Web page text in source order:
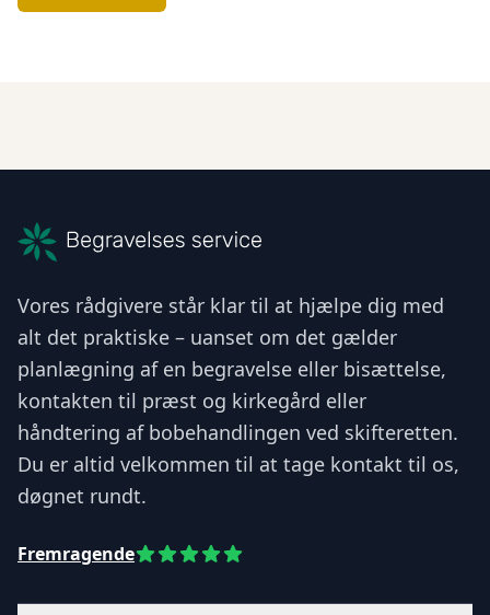
Vores rådgivere står klar til at hjælpe dig med
alt det praktiske – uanset om det gælder
planlægning af en begravelse eller bisættelse,
kontakten til præst og kirkegård eller
håndtering af bobehandlingen ved skifteretten.
Du er altid velkommen til at tage kontakt til os,
døgnet rundt.
Fremragende